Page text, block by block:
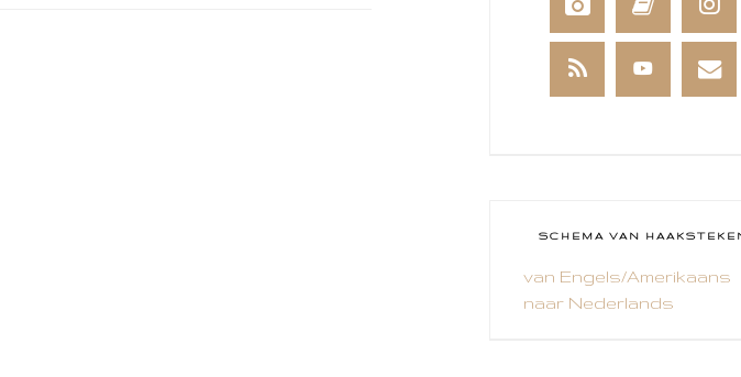
BOEKEN
BREIEN
BRUSHO
CARDS ONLY
CHALLENGE
SCHEMA VAN
van Engels/Amerikaans
naar Nederlands